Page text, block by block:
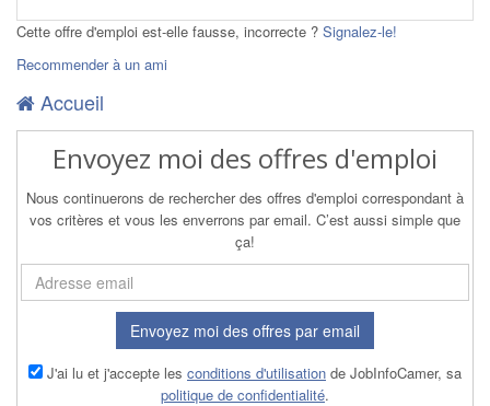
Cette offre d'emploi est-elle fausse, incorrecte ? Signalez-le!
Recommender à un ami
Accueil
Envoyez moi des offres d'emploi
Nous continuerons de rechercher des offres d'emploi correspondant à
vos critères et vous les enverrons par email. C’est aussi simple que
ça!
Envoyez moi des offres par email
J'ai lu et j'accepte les conditions d'utilisation de JobInfoCamer, sa
politique de confidentialité.